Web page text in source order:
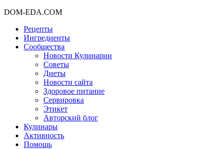
DOM-EDA.COM
Рецепты
Ингредиенты
Сообщества
Новости Кулинарии
Советы
Диеты
Новости сайта
Здоровое питание
Сервировка
Этикет
Авторский блог
Кулинары
Активность
Помощь